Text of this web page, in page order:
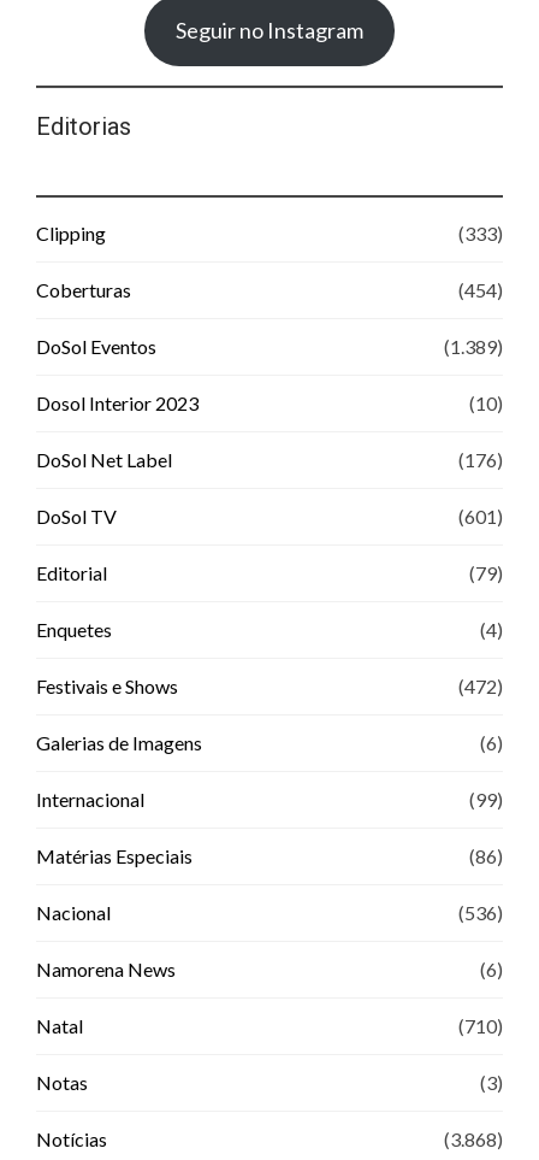
Seguir no Instagram
Editorias
Clipping (333)
Coberturas (454)
DoSol Eventos (1.389)
Dosol Interior 2023 (10)
DoSol Net Label (176)
DoSol TV (601)
Editorial (79)
Enquetes (4)
Festivais e Shows (472)
Galerias de Imagens (6)
Internacional (99)
Matérias Especiais (86)
Nacional (536)
Namorena News (6)
Natal (710)
Notas (3)
Notícias (3.868)